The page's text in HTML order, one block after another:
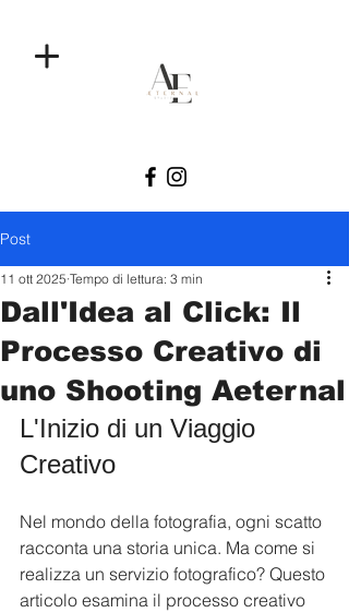
Post
Dall'Idea al Click: Il
Processo Creativo di
uno Shooting Aeternal
11 ott 2025 Tempo di lettura: 3 min
L'Inizio di un Viaggio
Creativo
Nel mondo della fotografia, ogni scatto
racconta una storia unica. Ma come si
realizza un servizio fotografico? Questo
articolo esamina il processo creativo